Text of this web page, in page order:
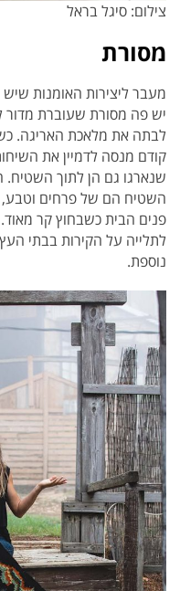
צילום: סיגל בראל
מסורת
מעבר ליצירות האומנות
יש פה מסורת שעוברת מדור
לבתה את מלאכת האריגה.
קודם מנסה לדמיין את
שנארגו גם הן לתוך השטיח.
השטיח הם של פרחים וטבע,
פנים הבית כשבחוץ קר
לתלייה על הקירות בבתי
נוספת.